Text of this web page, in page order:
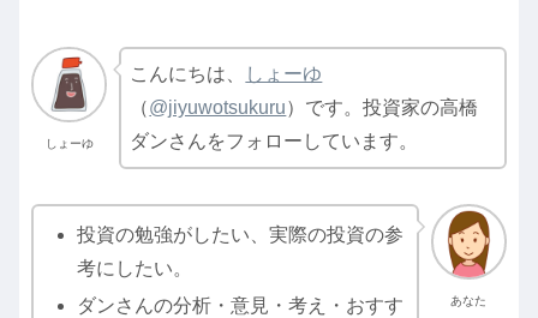
しょーゆ
こんにちは、
しょーゆ
（@jiyuwotsukuru）です。投資家の高橋
ダンさんをフォローしています。
あなた
投資の勉強がしたい、実際の投資の参
考にしたい。
ダンさんの分析・意見・考え・おすす